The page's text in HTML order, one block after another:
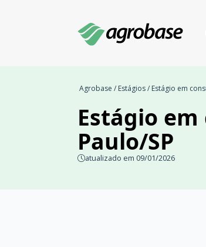
Agrobase / Estágios/ Estágio em
Estágio
Paulo/SP
atualizado em 09/01/2026